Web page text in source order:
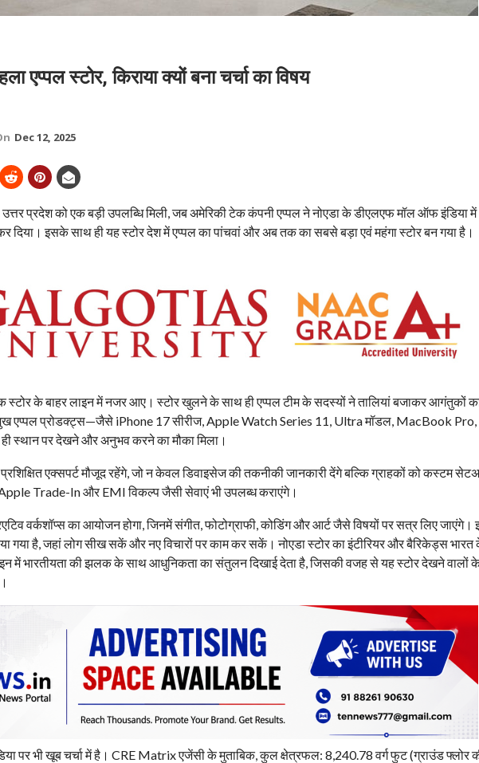
एप्पल स्टोर, किराया क्यों बना चर्चा का विषय
Dec 12, 2025
उत्तर प्रदेश को एक बड़ी उपलब्धि मिली, जब अमेरिकी टेक कंपनी एप्पल ने नोएडा के डीएलएफ मॉल ऑफ इंडिया
दिया। इसके साथ ही यह स्टोर देश में एप्पल का पांचवां और अब तक का सबसे बड़ा एवं महंगा स्टोर बन गया है।
स्टोर के बाहर लाइन में नजर आए। स्टोर खुलने के साथ ही एप्पल टीम के सदस्यों ने तालियां बजाकर आगंतुकों
एप्पल प्रोडक्ट्स—जैसे iPhone 17 सीरीज, Apple Watch Series 11, Ultra मॉडल, MacBook
स्थान पर देखने और अनुभव करने का मौका मिला।
एक्सपर्ट मौजूद रहेंगे, जो न केवल डिवाइसेज की तकनीकी जानकारी देंगे बल्कि ग्राहकों को कस्टम
Trade-In और EMI विकल्प जैसी सेवाएं भी उपलब्ध कराएंगे।
वर्कशॉप्स का आयोजन होगा, जिनमें संगीत, फोटोग्राफी, कोडिंग और आर्ट जैसे विषयों पर सत्र लिए
गया है, जहां लोग सीख सकें और नए विचारों पर काम कर सकें। नोएडा स्टोर का इंटीरियर और बैरिकेड्स भारत
में भारतीयता की झलक के साथ आधुनिकता का संतुलन दिखाई देता है, जिसकी वजह से यह स्टोर देखने वालों
पर भी खूब चर्चा में है। CRE Matrix एजेंसी के मुताबिक, कुल क्षेत्रफल: 8,240.78 वर्ग फुट (ग्राउंड फ्लोर